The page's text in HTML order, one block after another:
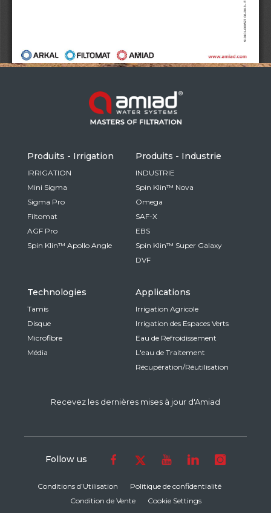
French
German
Israel
Hebrew
China
Chinese
Based on your current location, we recommend
this Amiad website for you
North America- English
Produits - Irrigation
IRRIGATION
Mini Sigma
Sigma Pro
Filtomat
AGF Pro
Spin Klin™ Apollo Angle
Produits - Industrie
INDUSTRIE
Spin Klin™ Nova
Omega
SAF-X
EBS
Spin Klin™ Super Galaxy
DVF
Technologies
Tamis
Disque
Microfibre
Média
Applications
Irrigation Agricole
Irrigation des Espaces Verts
Eau de Refroidissement
L'eau de Traitement
Récupération/Réutilisation
Recevez les dernières mises à jour d'Amiad
Conditions d’Utilisation
Politique de confidentialité
Condition de Vente
Cookie Settings
Follow us